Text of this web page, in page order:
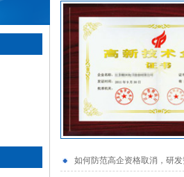
如何防范高企资格取消，研